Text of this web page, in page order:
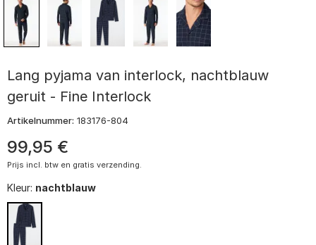
Lang pyjama van interlock, nachtblauw
geruit - Fine Interlock
Artikelnummer: 183176-804
99,95 €
Prijs incl. btw en gratis verzending.
Kleur: nachtblauw